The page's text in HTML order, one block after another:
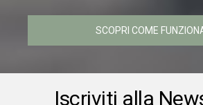
SCOPRI COME
Iscriviti alla